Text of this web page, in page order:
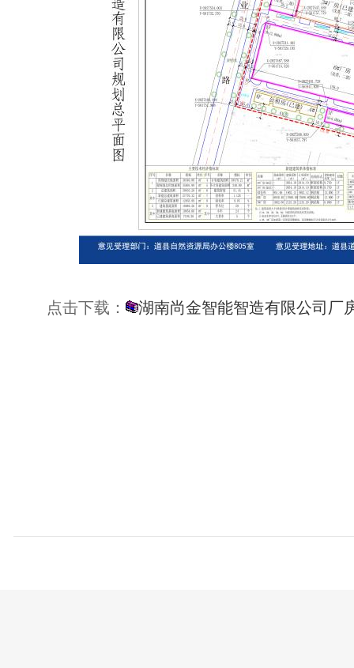
点击下载： 湖南尚金智能智造有限公司厂